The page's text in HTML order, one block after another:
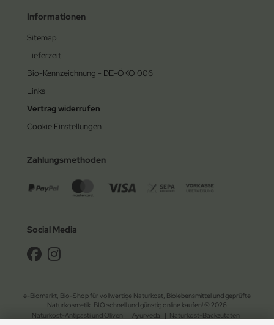
Informationen
Sitemap
Lieferzeit
Bio-Kennzeichnung - DE-ÖKO 006
Links
Vertrag widerrufen
Cookie Einstellungen
Zahlungsmethoden
Social Media
e-Biomarkt, Bio-Shop für vollwertige Naturkost, Biolebensmittel und geprüfte
Naturkosmetik. BIO schnell und günstig online kaufen! © 2026
Naturkost-Antipasti und Oliven
| Ayurveda | Naturkost-Backzutaten
|